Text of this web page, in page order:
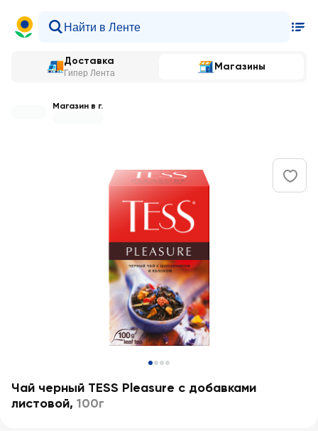
Доставка
Гипер Лента
Магазины
Магазин в г.
Чай черный TESS Pleasure с добавками
листовой, 100г